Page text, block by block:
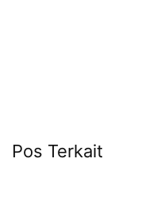
Pos Terkait